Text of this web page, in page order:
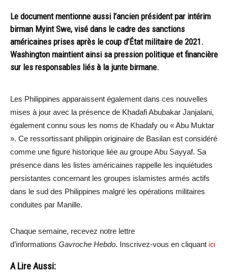
Le document mentionne aussi l’ancien président par intérim
birman Myint Swe, visé dans le cadre des sanctions
américaines prises après le coup d’État militaire de 2021.
Washington maintient ainsi sa pression politique et financière
sur les responsables liés à la junte birmane.
Les Philippines apparaissent également dans ces nouvelles
mises à jour avec la présence de Khadafi Abubakar Janjalani,
également connu sous les noms de Khadafy ou « Abu Muktar
». Ce ressortissant philippin originaire de Basilan est considéré
comme une figure historique liée au groupe Abu Sayyaf. Sa
présence dans les listes américaines rappelle les inquiétudes
persistantes concernant les groupes islamistes armés actifs
dans le sud des Philippines malgré les opérations militaires
conduites par Manille.
Chaque semaine, recevez notre lettre
d’informations Gavroche Hebdo. Inscrivez-vous en cliquant ici
A Lire Aussi: